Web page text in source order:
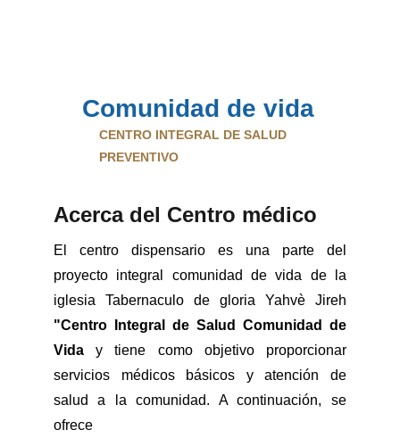
Comunidad de vida
CENTRO INTEGRAL DE SALUD
PREVENTIVO
El centro dispensario es una parte del
proyecto integral comunidad de vida de la
iglesia Tabernaculo de gloria Yahvè Jireh
"Centro Integral de Salud Comunidad de
Vida y tiene como objetivo proporcionar
servicios médicos básicos y atención de
salud a la comunidad. A continuación, se
ofrece
Acerca del Centro médico